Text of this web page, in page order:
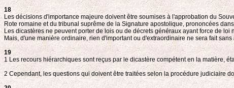
18
Les décisions d'importance majeure doivent être soumises à l'approbation du
Rote romaine et du tribunal suprême de la Signature apostolique, prononcées
Les dicastères ne peuvent porter de lois ou de décrets généraux ayant force de
Mais, d'une manière ordinaire, rien d'important ou d'extraordinaire ne sera fait
19
1 Les recours hiérarchiques sont reçus par le dicastère compétent en la matière,
2 Cependant, les questions qui doivent être traitées selon la procédure judiciaire